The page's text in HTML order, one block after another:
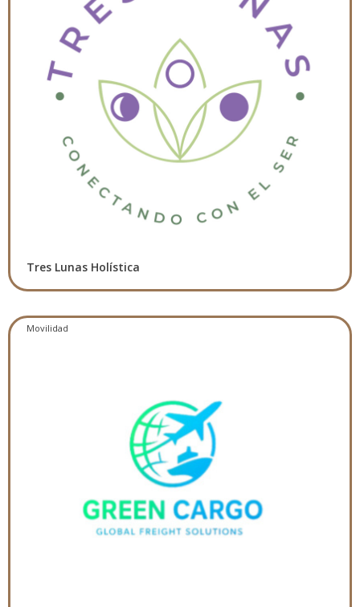
Tres Lunas Holística
Movilidad